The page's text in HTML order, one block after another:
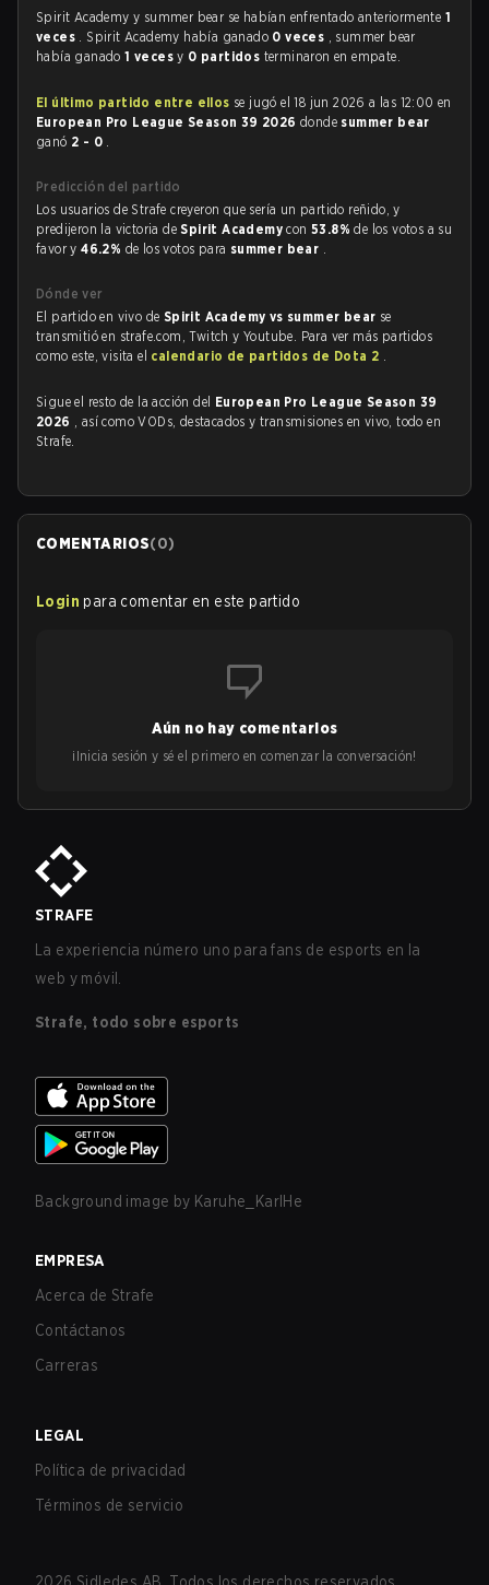
Spirit Academy y summer bear se habían enfrentado anteriormente 1
veces . Spirit Academy había ganado 0 veces , summer bear
había ganado1 vecesy 0 partidos terminaron en empate.
El último partido entre ellos se jugó el 18 jun 2026 a las 12:00 en
European Pro League Season 39 2026 donde summer bear
ganó 2 - 0 .
Predicción del partido
Los usuarios de Strafe creyeron que sería un partido reñido, y
predijeron la victoria deSpirit Academycon53.8%de los votos a su
favor y46.2% de los votos para summer bear .
Dónde ver
El partido en vivo de Spirit Academy vs summer bear se
transmitió en strafe.com, Twitch y Youtube. Para ver más partidos
como este, visita el calendario de partidos de Dota 2 .
Sigue el resto de la acción del European Pro League Season 39
2026 , así como VODs, destacados y transmisiones en vivo, todo en
Strafe.
COMENTARIOS(0)
Login para comentar en este partido
Aún no hay comentarios
¡Inicia sesión y sé el primero en comenzar la conversación!
STRAFE
La experiencia número uno para fans de esports en la
web y móvil.
Strafe, todo sobre esports
Background image by Karuhe_KarlHe
EMPRESA
Acerca de Strafe
Contáctanos
Carreras
LEGAL
Política de privacidad
Términos de servicio